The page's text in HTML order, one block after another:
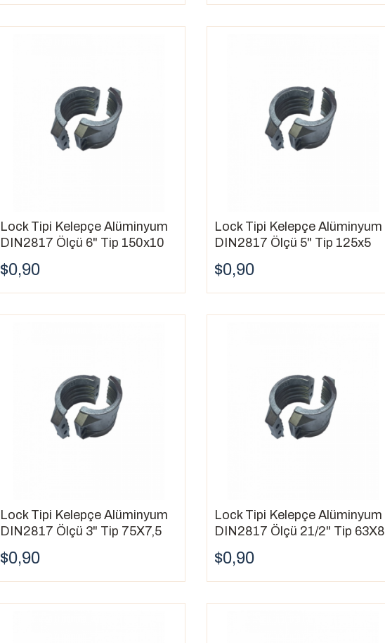
Lock Tipi Kelepçe Alüminyum
DIN2817 Ölçü 6" Tip 150x10
$0,90
Lock Tipi Kelepçe Alüminyum
DIN2817 Ölçü 5" Tip 125x5
$0,90
Lock Tipi Kelepçe Alüminyum
DIN2817 Ölçü 3" Tip 75X7,5
$0,90
Lock Tipi Kelepçe Alüminyum
DIN2817 Ölçü 21/2" Tip 63X8
$0,90